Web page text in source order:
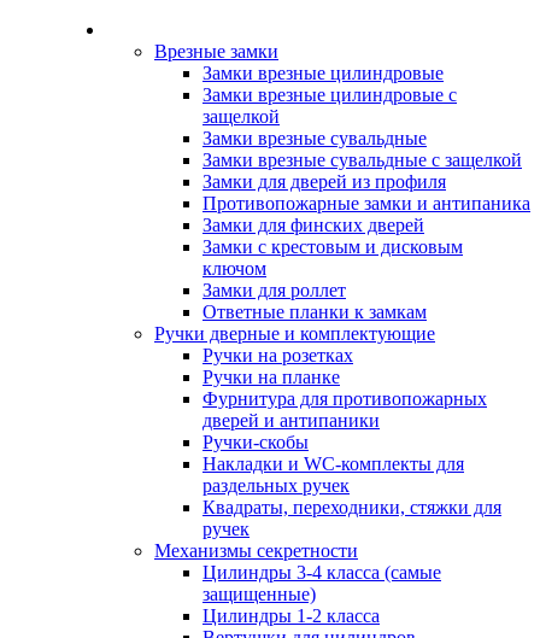
Врезные замки
Замки врезные цилиндровые
Замки врезные цилиндровые с
защелкой
Замки врезные сувальдные
Замки врезные сувальдные с защелкой
Замки для дверей из профиля
Противопожарные замки и антипаника
Замки для финских дверей
Замки с крестовым и дисковым
ключом
Замки для роллет
Ответные планки к замкам
Ручки дверные и комплектующие
Ручки на розетках
Ручки на планке
Фурнитура для противопожарных
дверей и антипаники
Ручки-скобы
Накладки и WC-комплекты для
раздельных ручек
Квадраты, переходники, стяжки для
ручек
Механизмы секретности
Цилиндры 3-4 класса (самые
защищенные)
Цилиндры 1-2 класса